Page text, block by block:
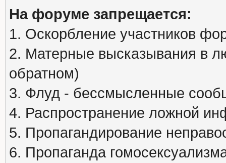
На форуме запрещается:
1. Оскорбление участников
2. Матерные высказывания в
обратном)
3. Флуд - бессмысленные
4. Распространение ложной
5. Пропагандирование
6. Пропаганда